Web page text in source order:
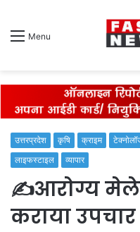
Menu
उत्तरप्रदेश कृषि क्राइम
लाइफस्टाइल
व्यापार
✍️आरोग्य मेले
कराया